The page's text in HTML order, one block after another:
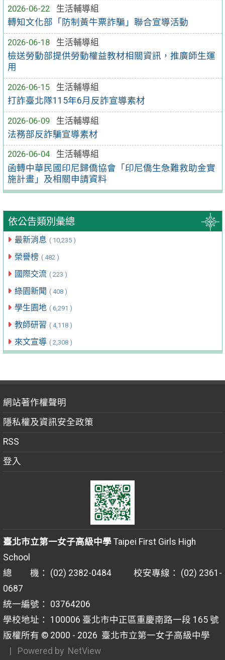
2026-06-22
生活輔導組
轉知文化部「防制黃牛票詐騙」聯合宣導活動
2026-06-18
生活輔導組
檢送勞動部提供勞動權益教材相關資訊，推廣師生運
用
2026-06-15
生活輔導組
打詐臺北隊115年6月反詐宣導素材
2026-06-09
生活輔導組
法務部反詐騙宣導素材
2026-06-04
生活輔導組
函轉中華民國印尼歸僑協會「印尼僑生急難救助金實
施計畫」及相關申請資料
依公告類別彙總
最新消息 ( 10,235 )
榮譽榜 ( 482 )
國際交流 ( 223 )
綠園新聞 ( 408 )
學生園地 ( 6,291 )
教師研習 ( 4,118 )
來文宣導 ( 2,308 )
網站著作權聲明
隱私權及資訊安全政策
RSS
登入
臺北市立第一女子高級中學Taipei First Girls High
School
總 機： (02) 2382-0484 校安專線： (02) 2361-
0687
統一編號： 03764206
學校地址： 100006 臺北市中正區重慶南路一段 165 號
版權所有 © 2000 - 2026 臺北市立第一女子高級中學
| Powered by NetView